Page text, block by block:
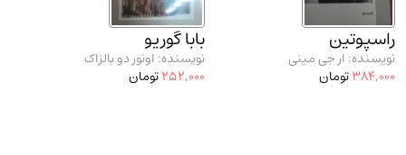
راسپوتین
نویسنده: ار جی مینی
384,000تومان
بابا گوریو
نویسنده: اونور دو بالزاک
252,000تومان